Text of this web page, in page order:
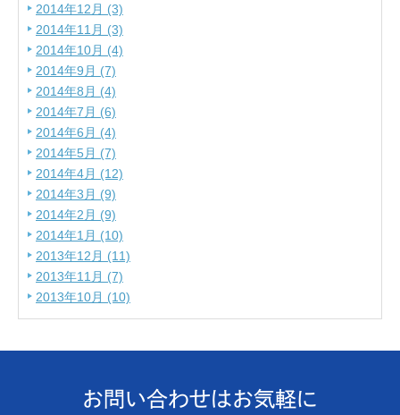
2014年12月 (3)
2014年11月 (3)
2014年10月 (4)
2014年9月 (7)
2014年8月 (4)
2014年7月 (6)
2014年6月 (4)
2014年5月 (7)
2014年4月 (12)
2014年3月 (9)
2014年2月 (9)
2014年1月 (10)
2013年12月 (11)
2013年11月 (7)
2013年10月 (10)
お問い合わせはお気軽に